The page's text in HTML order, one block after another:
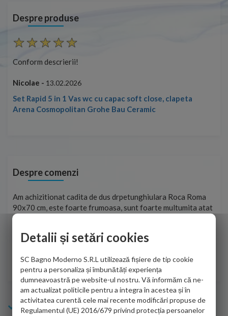
Despre produse
Conform descrierii!
Nicolae - 13.02.2026
Set Rapid 5 in 1 Vas wc cu capac soft close, clapeta
Arena Cosmopolitan Grohe Bau Ceramic
Despre comenzi
Am achizitionat cadita de dus drpetunghiulara Roca Roma
90x70 cm, este foarte frumoasa, sunt foarte multumita atat
de personalul firmei dvs. cu care am colaborat in obtinerea
adus coletul in siguranta.Numai bine, va doresc!
Sofrone Viviana -28.07.2026
Info Bagno
Detalii și setări cookies
SC Bagno Moderno S.R.L utilizează fișiere de tip cookie
pentru a personaliza și îmbunătăți experiența
dumneavoastră pe website-ul nostru. Vă informăm că ne-
am actualizat politicile pentru a integra în acestea și în
activitatea curentă cele mai recente modificări propuse de
Regulamentul (UE) 2016/679 privind protecția persoanelor